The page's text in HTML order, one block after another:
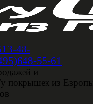
48-
55-61
и
покрышек из Европы